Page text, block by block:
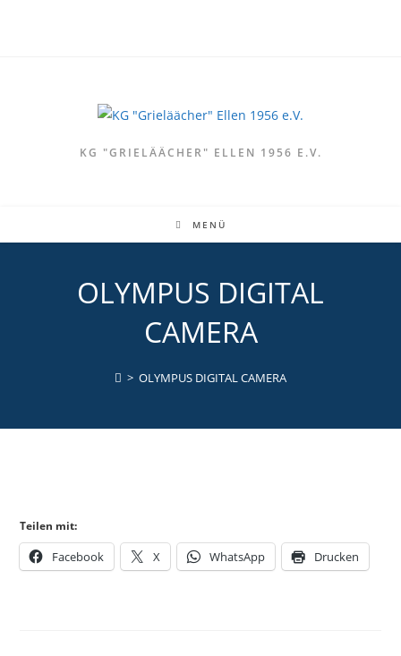
KG "GRIELÄÄCHER" ELLEN 1956 E.V.
MENÜ
OLYMPUS DIGITAL
CAMERA
> OLYMPUS DIGITAL CAMERA
Teilen mit:
Facebook X WhatsApp Drucken